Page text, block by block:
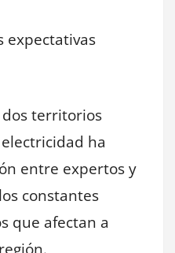
expectativas
territorios
ha
entre expertos y
constantes
que afectan a